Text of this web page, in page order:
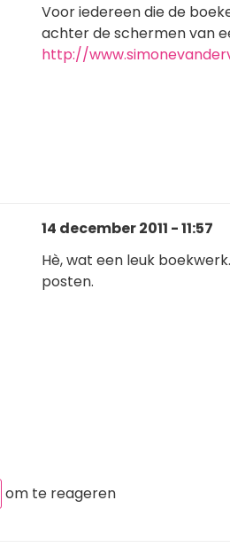
Voor iedereen die de
achter de schermen van
http://
14 december 2011 - 11:57
Hè, wat een leuk
posten.
om te reageren